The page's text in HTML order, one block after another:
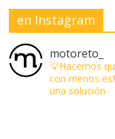
en Instagram
motoreto_
💡Hacemos
con menos
una solución